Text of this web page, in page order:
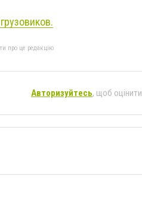
про це редакцію
Авторизуйтесь, щоб оцінити